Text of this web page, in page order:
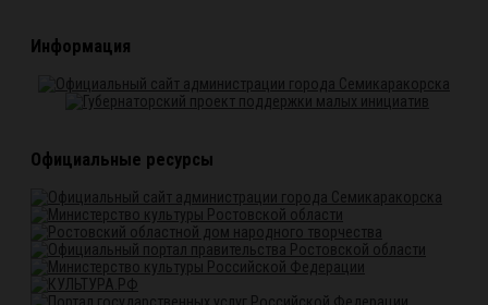
Информация
Официальные ресурсы